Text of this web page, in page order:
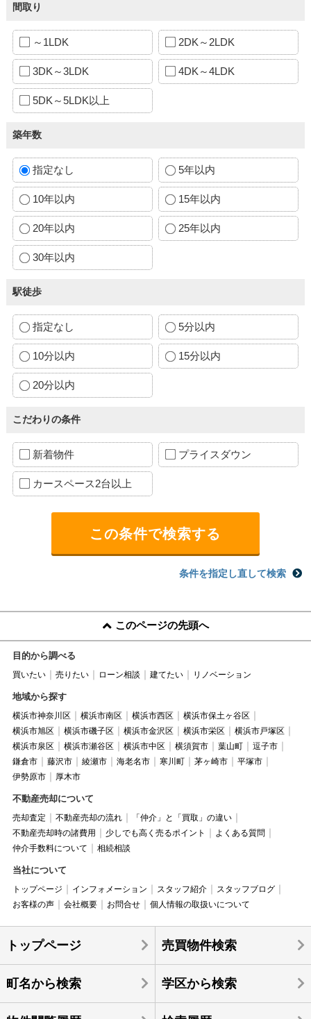
間取り
～1LDK 2DK～2LDK
3DK～3LDK 4DK～4LDK
5DK～5LDK以上
築年数
指定なし 5年以内
10年以内 15年以内
20年以内 25年以内
30年以内
駅徒歩
指定なし 5分以内
10分以内 15分以内
20分以内
こだわりの条件
新着物件 プライスダウン
カースペース2台以上
条件を指定し直して検索
このページの先頭へ
目的から調べる
買いたい 売りたい ローン相談 建てたい リノベーション
地域から探す
横浜市神奈川区 横浜市南区 横浜市西区
横浜市保土ヶ谷区
横浜市旭区
横浜市磯子区 横浜市金沢区 横浜市栄区
横浜市戸塚区
横浜市泉区
横浜市瀬谷区 横浜市中区 横須賀市 葉山町
逗子市
鎌倉市
藤沢市 綾瀬市 海老名市 寒川町 茅ヶ崎市
平塚市
伊勢原市
厚木市
不動産売却について
売却査定 不動産売却の流れ
「仲介」と「買取」の違い
不動産売却時の諸費用
少しでも高く売るポイント
よくある質問
仲介手数料について
相続相談
当社について
トップページ インフォメーション スタッフ紹介
スタッフブログ
お客様の声
会社概要 お問合せ 個人情報の取扱いについて
トップページ 売買物件検索
町名から検索 学区から検索